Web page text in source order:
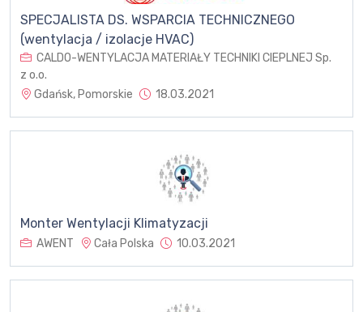
SPECJALISTA DS. WSPARCIA TECHNICZNEGO
(wentylacja / izolacje HVAC)
CALDO-WENTYLACJA MATERIAŁY TECHNIKI CIEPLNEJ Sp.
z o.o.
Gdańsk, Pomorskie
18.03.2021
Monter Wentylacji Klimatyzacji
AWENT Cała Polska 10.03.2021